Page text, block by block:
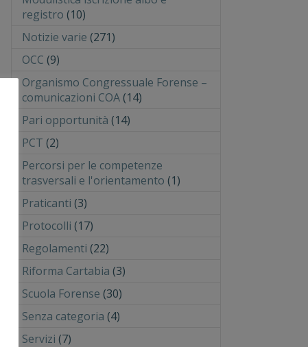
registro (10)
Notizie varie (271)
OCC (9)
Organismo Congressuale Forense –
comunicazioni COA(14)
Pari opportunità (14)
PCT (2)
Percorsi per le competenze
trasversali e l'orientamento (1)
Praticanti (3)
Protocolli (17)
Regolamenti (22)
Riforma Cartabia (3)
Scuola Forense (30)
Senza categoria (4)
Servizi (7)